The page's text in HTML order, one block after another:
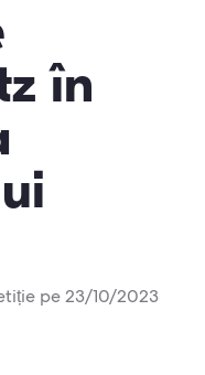
în
pe 23/10/2023